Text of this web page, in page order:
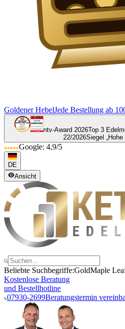
Goldener HebelJede Bestellung ab
ntv-Award 2026Top 3
22/2026Siegel
Google: 4,9/5
DE
Ansicht
Beliebte Suchbegriffe:GoldMaple
Kostenlose Beratung
und Bestellhotline
07930-2699Beratungstermin